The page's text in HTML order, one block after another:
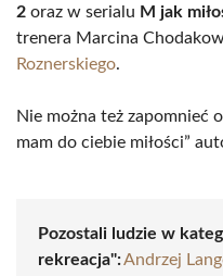
2 oraz w serialu M jak
trenera Marcina
Roznerskiego.
Nie można też zapomnieć
mam do ciebie miłości”
Pozostali ludzie w
rekreacja":Andrzej